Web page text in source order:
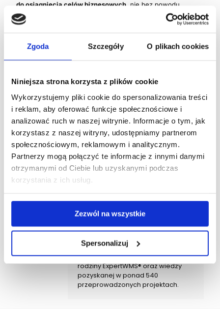
Zgoda Szczegóły O plikach cookies
Niniejsza strona korzysta z plików cookie
Wykorzystujemy pliki cookie do spersonalizowania treści
i reklam, aby oferować funkcje społecznościowe i
analizować ruch w naszej witrynie. Informacje o tym, jak
korzystasz z naszej witryny, udostępniamy partnerom
społecznościowym, reklamowym i analitycznym.
Partnerzy mogą połączyć te informacje z innymi danymi
otrzymanymi od Ciebie lub uzyskanymi podczas
korzystania z ich usług.
Zezwól na wszystkie
Spersonalizuj
do osiągnięcia celów biznesowych , nie bez powodu
inwestują potężne środki w badania i rozwój nad sztuczną
inteligencją. To właśnie
sztuczna inteligencja (A.I.) jest
algorytmy analizują dane i dostosowują modele
postępowania do zmiennych w czasie rzeczywistym. Na tej
podstawie wybierają optymalne rozwiązania i wdrażają je w
filmów SF właśnie nadeszła.
Autor - DataConsult
DataConsult to polski producent
kompleksowych rozwiązań
informatycznych, które
wspomagają zarządzanie logistyką
wewnętrzną przedsiębiorstw. Od 21
lat dostarczamy innowacyjne
pomagają naszym Klientom
osiągnąć zamierzone korzyści i
cele biznesowe. Specjalizujemy się
w optymalizacji procesów i
przepływów logistyki wewnętrznej z
wykorzystaniem autorskich
systemów informatycznych z
rodziny ExpertWMS® oraz wiedzy
pozyskanej w ponad 540
przeprowadzonych projektach.